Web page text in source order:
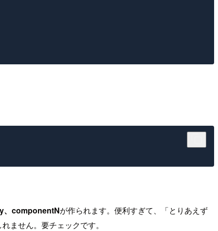
、componentNが作られます。便利すぎて、「とりあえず
ません。要チェックです。